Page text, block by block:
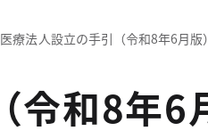
医療法人設立の手引（令和8年6月版）
和8年6